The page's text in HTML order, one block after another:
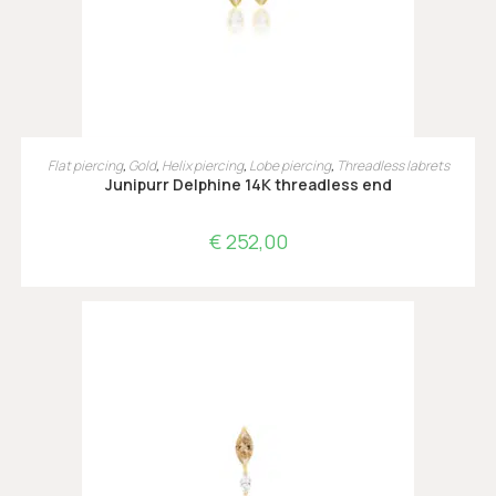
TOEVOEGEN AAN WINKELWAGEN
Flat piercing, Gold, Helix piercing, Lobe piercing, Threadless labrets
Junipurr Delphine 14K threadless end
€252,00